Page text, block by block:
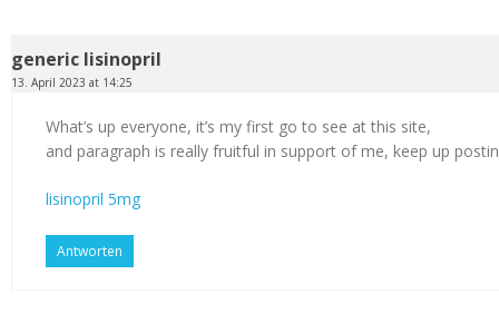
generic lisinopril
13. April 2023 at 14:25
What’s up everyone, it’s my first go to see at this site,
and paragraph is really fruitful in support of me, keep up
lisinopril 5mg
Antworten